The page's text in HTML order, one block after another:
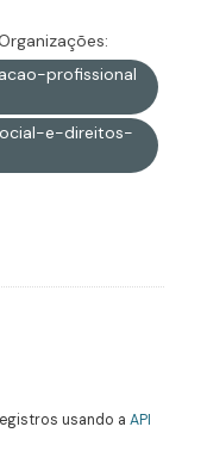
profissional
e-direitos-
usando a API